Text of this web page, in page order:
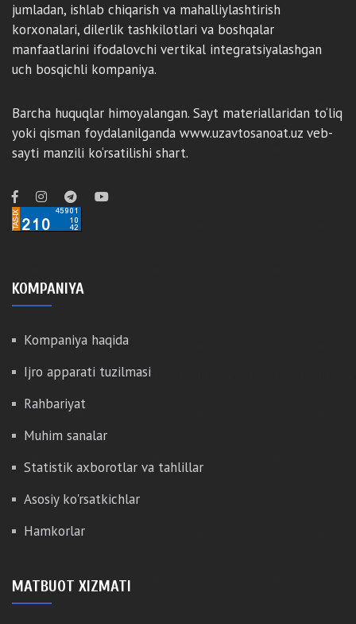
jumladan, ishlab chiqarish va mahalliylashtirish
korxonalari, dilerlik tashkilotlari va boshqalar
manfaatlarini ifodalovchi vertikal integratsiyalashgan
uch bosqichli kompaniya.
Barcha huquqlar himoyalangan. Sayt materiallaridan to‘liq
yoki qisman foydalanilganda www.uzavtosanoat.uz veb-
sayti manzili ko‘rsatilishi shart.
KOMPANIYA
Kompaniya haqida
Ijro apparati tuzilmasi
Rahbariyat
Muhim sanalar
Statistik axborotlar va tahlillar
Asosiy ko'rsatkichlar
Hamkorlar
MATBUOT XIZMATI